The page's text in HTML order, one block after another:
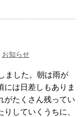
お知らせ
ました。朝は雨が
には日差しもありま
がたくさん残ってい
していくうちに、